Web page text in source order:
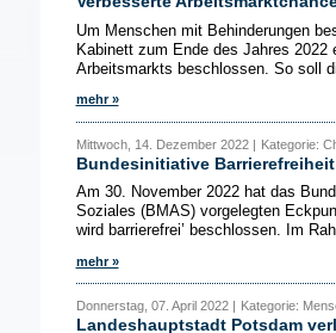
Um Menschen mit Behinderungen
Kabinett zum Ende des Jahres
Arbeitsmarkts beschlossen. So soll
mehr »
Mittwoch, 14. Dezember 2022 | Kategorie:
Bundesinitiative
Am 30. November 2022 hat das
Soziales (BMAS) vorgelegten
wird barrierefrei’ beschlossen. Im
mehr »
Donnerstag, 07. April 2022 | Kategorie:
Landeshauptstadt Potsdam